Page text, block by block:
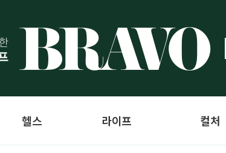
헬스 라이프 컬처